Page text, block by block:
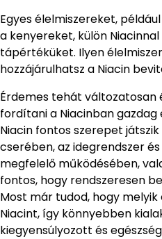
Egyes élelmiszereket,
a kenyereket, külön
tápértéküket. Ilyen
hozzájárulhatsz a Niacin
Érdemes tehát változatosan
fordítani a Niacinban gazdag
Niacin fontos szerepet
cserében, az idegrendszer
megfelelő működésében,
fontos, hogy rendszeresen
Most már tudod, hogy
Niacint, így könnyebben
kiegyensúlyozott és